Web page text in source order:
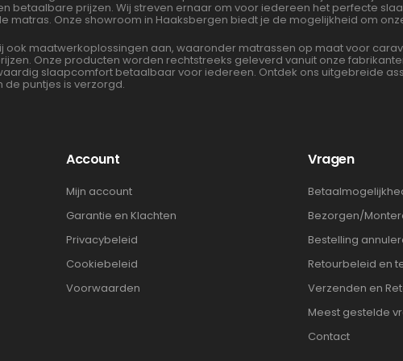
betaalbare prijzen. Wij streven ernaar om voor iedereen het perfecte
matras. Onze showroom in Haaksbergen biedt je de mogelijkheid om
maatwerkoplossingen aan, waaronder matrassen op maat voor
Onze producten worden rechtstreeks geleverd vanuit onze
slaapcomfort betaalbaar voor iedereen. Ontdek ons uitgebreide
puntjes is verzorgd.
Account
Mijn account
Garantie en Klachten
Privacybeleid
Cookiebeleid
Voorwaarden
Vragen
Bezorgen/
Bestelling
Retourbeleid en
Verzenden en
Meest gestelde
Contact